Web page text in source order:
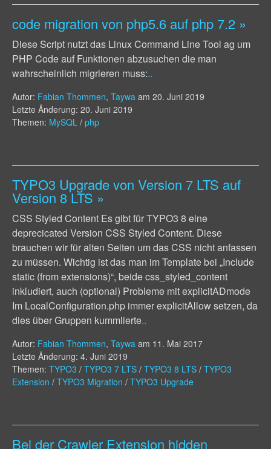
code migration von php5.6 auf php 7.2 »
Diese Script nutzt das Linux Command Line Tool ag um
PHP Code auf Funktionen abzusuchen die man
wahrscheinlich migrieren muss:..
Autor: Fabian Thommen, Taywa am 20. Juni 2019
Letzte Änderung: 20. Juni 2019
Themen: MySQL / php
TYPO3 Upgrade von Version 7 LTS auf
Version 8 LTS »
CSS Styled Content Es gibt für TYPO3 8 eine
deprecicated Version CSS Styled Content. Diese
brauchen wir für alten Seiten um das CSS nicht anfassen
zu müssen. Wichtig ist das man im Template bei „Include
static (from extensions)“, beide css_styled_content
inkludiert, auch (optional) Probleme mit explicitADmode
Im LocalConfiguration.php immer explicitAllow setzen, da
dies über Gruppen kummlierte..
Autor: Fabian Thommen, Taywa am 11. Mai 2017
Letzte Änderung: 4. Juni 2019
Themen: TYPO3 / TYPO3 7 LTS / TYPO3 8 LTS / TYPO3
Extension / TYPO3 Migration / TYPO3 Upgrade
Bei der Crawler Extension hidden